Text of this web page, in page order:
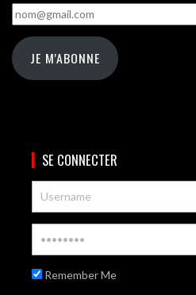
nom@gmail.com
JE M'ABONNE
SE CONNECTER
Remember Me